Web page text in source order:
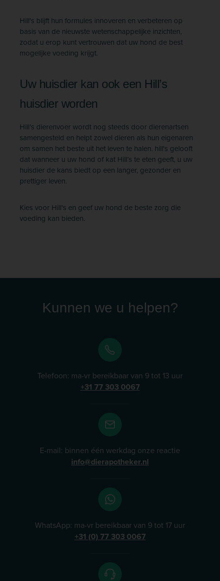
Hill's blijft hun formules innoveren en verbeteren op
basis van de nieuwste wetenschappelijke inzichten,
zodat u erop kunt vertrouwen dat uw hond de best
mogelijke voeding krijgt.
Uw huisdier kan ook een Hill’s
huisdier worden
Hill’s dierenvoer wordt nog steeds door dierenartsen
samengesteld en helpt zowel dieren als hun eigenaren
om samen het beste uit het leven te halen. hill's gelooft
dat wanneer u uw hond of kat Hill’s te eten geeft, u uw
huisdier de kans biedt op een langer, gezonder en
prettiger leven.
Kies voor Hill's en geef uw hond de beste zorg die
voeding kan bieden.
Kunnen we u helpen?
Telefoon: ma-vr bereikbaar van 9 tot 13 uur
+31 77 303 0067
E-mail: binnen één werkdag onze reactie
info@dierapotheker.nl
WhatsApp: ma-vr bereikbaar van 9 tot 17 uur
+31 (0) 77 303 0067